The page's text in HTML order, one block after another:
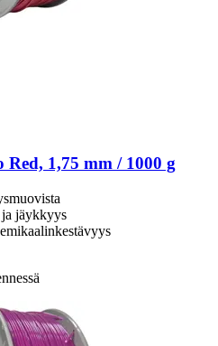
Red, 1,75 mm / 1000 g
jäykkyys